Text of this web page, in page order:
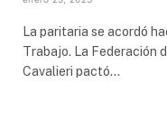
La paritaria se acordó
Trabajo. La Federación
Cavalieri pactó…